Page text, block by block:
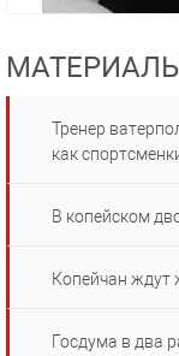
Тренер
как
В копейском
Копейчан ждут
Госдума в два